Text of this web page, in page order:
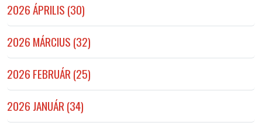
2026 ÁPRILIS (30)
2026 MÁRCIUS (32)
2026 FEBRUÁR (25)
2026 JANUÁR (34)